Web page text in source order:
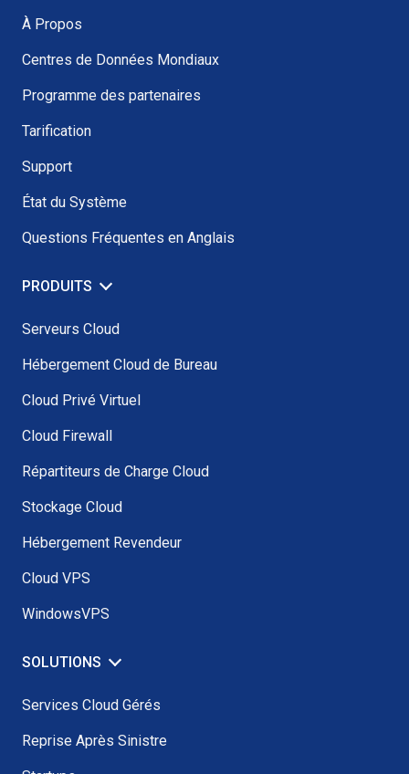
À Propos
Centres de Données Mondiaux
Programme des partenaires
Tarification
Support
État du Système
Questions Fréquentes en Anglais
PRODUITS
Serveurs Cloud
Hébergement Cloud de Bureau
Cloud Privé Virtuel
Cloud Firewall
Répartiteurs de Charge Cloud
Stockage Cloud
Hébergement Revendeur
Cloud VPS
WindowsVPS
SOLUTIONS
Services Cloud Gérés
Reprise Après Sinistre